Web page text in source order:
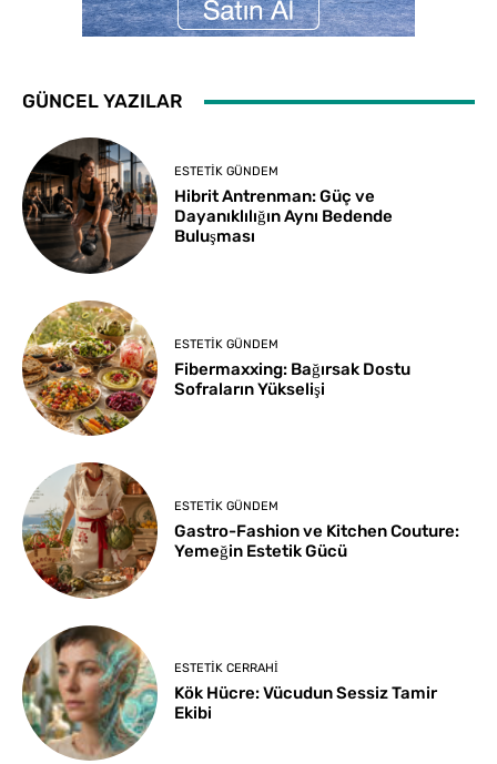
GÜNCEL YAZILAR
ESTETIK GÜNDEM
Hibrit Antrenman: Güç ve
Dayanıklılığın Aynı Bedende
Buluşması
ESTETIK GÜNDEM
Fibermaxxing: Bağırsak Dostu
Sofraların Yükselişi
ESTETIK GÜNDEM
Gastro-Fashion ve Kitchen Couture:
Yemeğin Estetik Gücü
ESTETIK CERRAHI
Kök Hücre: Vücudun Sessiz Tamir
Ekibi